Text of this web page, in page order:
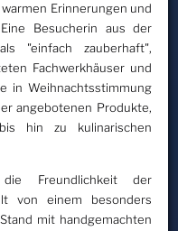
Erinnerungen und
Besucherin aus der
"einfach zauberhaft",
Fachwerkhäuser und
in Weihnachtsstimmung
angebotenen Produkte,
hin zu kulinarischen
Freundlichkeit der
von einem besonders
mit handgemachten